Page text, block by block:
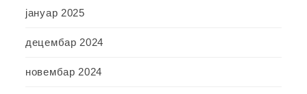
јануар 2025
децембар 2024
новембар 2024